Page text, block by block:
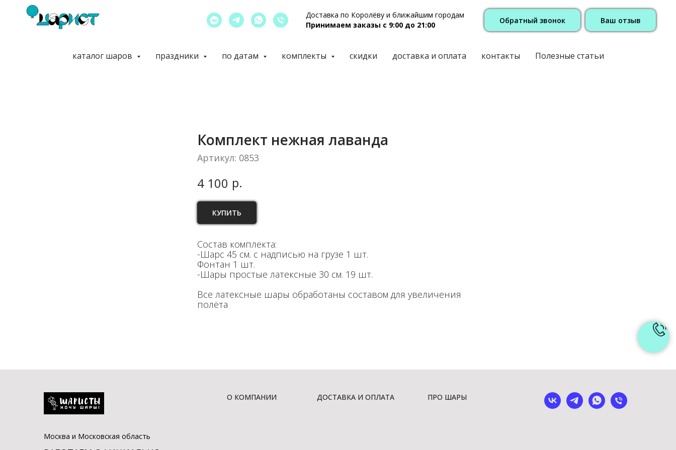
Доставка по Королёву и ближайшим городам
Принимаем заказы с 9:00 до 21:00
Обратный звонок Ваш отзыв
каталог шаров праздники по датам комплекты скидки доставка и оплата контакты Полезные статьи
Комплект нежная лаванда
Артикул: 0853
4 100 р.
КУПИТЬ
Состав комплекта:
-Шарс 45 см. с надписью на грузе 1 шт.
Фонтан 1 шт.
-Шары простые латексные 30 см. 19 шт.
Все латексные шары обработаны составом для увеличения
полёта
Москва и Московская область
О КОМПАНИИ ДОСТАВКА И ОПЛАТА ПРО ШАРЫ